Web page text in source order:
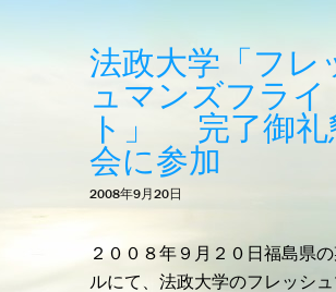
法政大学「フレ
ュマンズフライ
ト」 完了御礼
会に参加
2008年9月20日
２００８年９月２０日福島県
ルにて、法政大学のフレッシ